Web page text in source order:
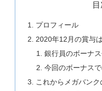
プロフィール
2020年12月の賞与
銀行員のボーナ
今回のボーナス
これからメガバン